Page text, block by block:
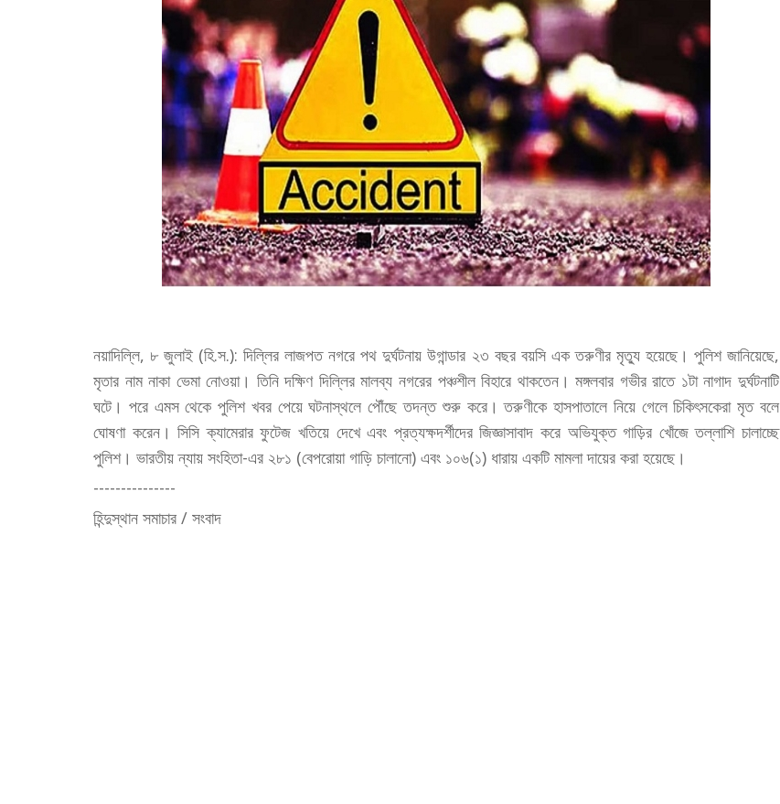
নয়াদিল্লি, ৮ জুলাই (হি.স.): দিল্লির লাজপত নগরে পথ দুর্ঘটনায় উগান্ডার ২৩ বছর বয়সি এক তরুণীর মৃত্যু হয়েছে। পুলিশ জানিয়েছে,
মৃতার নাম নাকা ভেমা নোওয়া। তিনি দক্ষিণ দিল্লির মালব্য নগরের পঞ্চশীল বিহারে থাকতেন। মঙ্গলবার গভীর রাতে ১টা নাগাদ দুর্ঘটনাটি
ঘটে। পরে এমস থেকে পুলিশ খবর পেয়ে ঘটনাস্থলে পৌঁছে তদন্ত শুরু করে। তরুণীকে হাসপাতালে নিয়ে গেলে চিকিৎসকেরা মৃত বলে
ঘোষণা করেন। সিসি ক্যামেরার ফুটেজ খতিয়ে দেখে এবং প্রত্যক্ষদর্শীদের জিজ্ঞাসাবাদ করে অভিযুক্ত গাড়ির খোঁজে তল্লাশি চালাচ্ছে
পুলিশ। ভারতীয় ন্যায় সংহিতা-এর ২৮১ (বেপরোয়া গাড়ি চালানো) এবং ১০৬(১) ধারায় একটি মামলা দায়ের করা হয়েছে।
---------------
হিন্দুস্থান সমাচার / সংবাদ